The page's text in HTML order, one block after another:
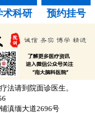
术科研 预约挂号
法请到院面诊医生。
滇缅大道2696号